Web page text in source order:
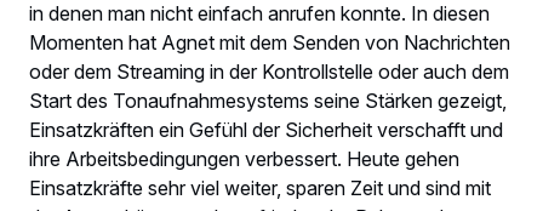
in denen man nicht einfach anrufen konnte. In diesen
Momenten hat Agnet mit dem Senden von Nachrichten
oder dem Streaming in der Kontrollstelle oder auch dem
Start des Tonaufnahmesystems seine Stärken gezeigt,
Einsatzkräften ein Gefühl der Sicherheit verschafft und
ihre Arbeitsbedingungen verbessert. Heute gehen
Einsatzkräfte sehr viel weiter, sparen Zeit und sind mit